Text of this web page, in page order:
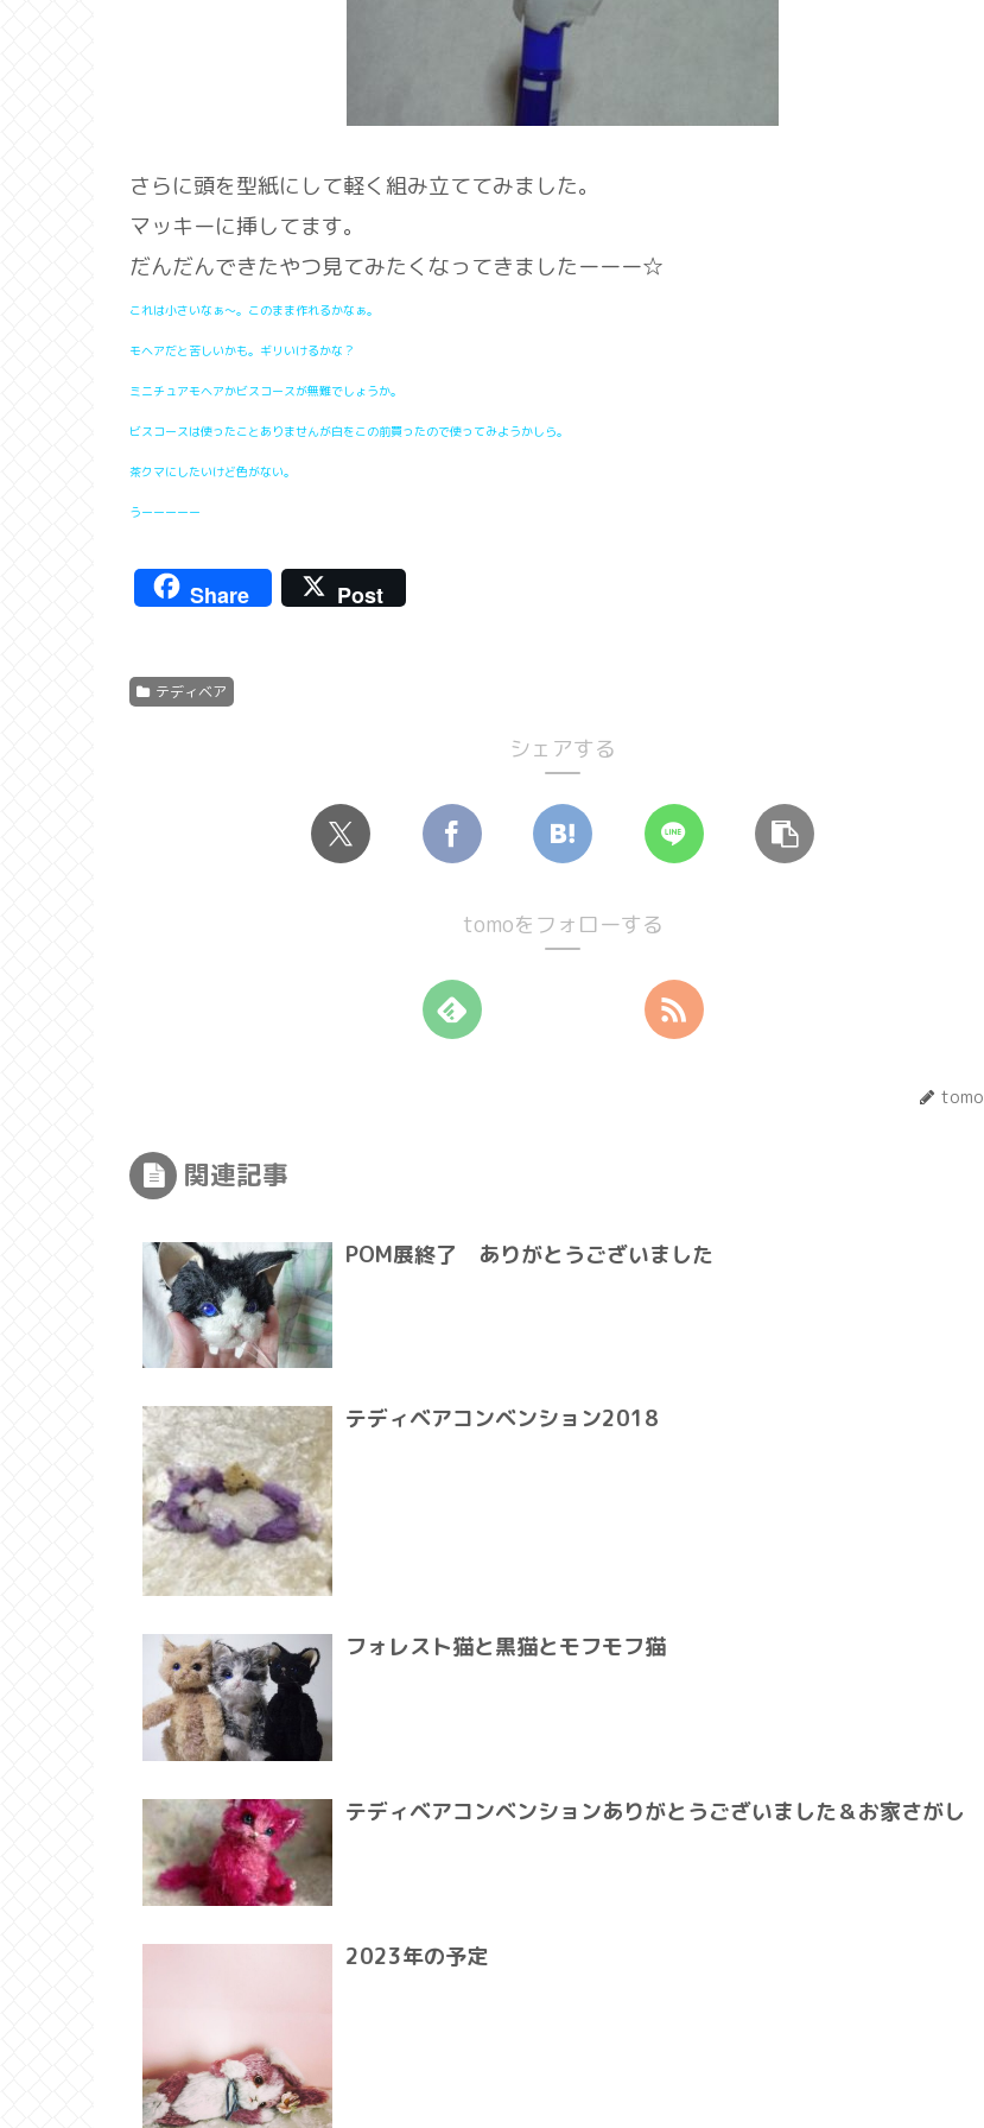
さらに頭を型紙にして軽く組み立ててみました。
マッキーに挿してます。
だんだんできたやつ見てみたくなってきましたーーー☆
これは小さいなぁ～。このまま作れるかなぁ。
モヘアだと苦しいかも。ギリいけるかな？
ミニチュアモヘアかビスコースが無難でしょうか。
ビスコースは使ったことありませんが白をこの前買ったので使ってみようかしら。
茶クマにしたいけど色がない。
うーーーーー
Share Post
テディベア
シェアする
tomoをフォローする
tomo
関連記事
POM展終了 ありがとうございました
テディベアコンベンション2018
フォレスト猫と黒猫とモフモフ猫
テディベアコンベンションありがとうございました＆お家さがし
2023年の予定